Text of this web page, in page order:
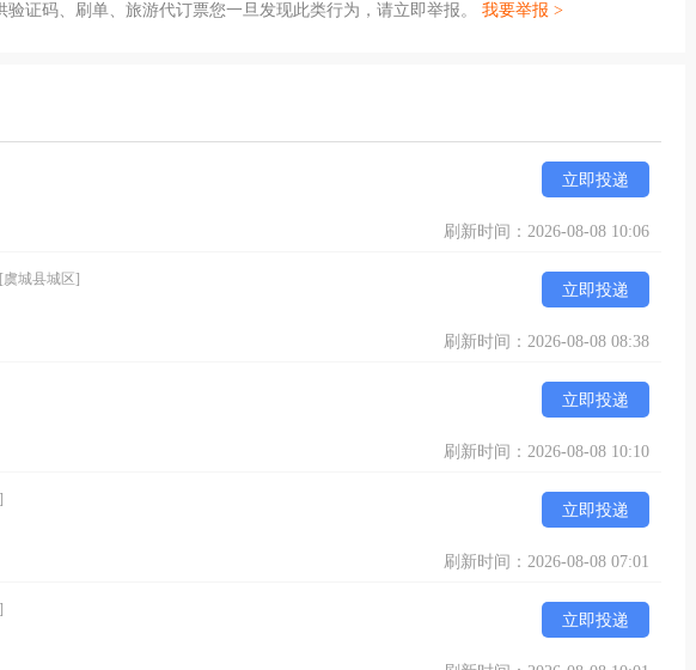
证码、刷单、旅游代订票您一旦发现此类行为，请立即举报。 我要举报 >
立即投递
刷新时间：2026-08-08 10:06
[虞城县城区]
立即投递
刷新时间：2026-08-08 08:38
立即投递
刷新时间：2026-08-08 10:10
立即投递
刷新时间：2026-08-08 07:01
立即投递